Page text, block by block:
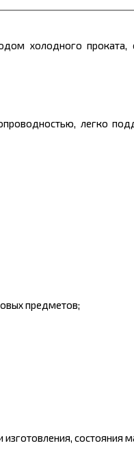
холодного проката,
легко
предметов;
состояния